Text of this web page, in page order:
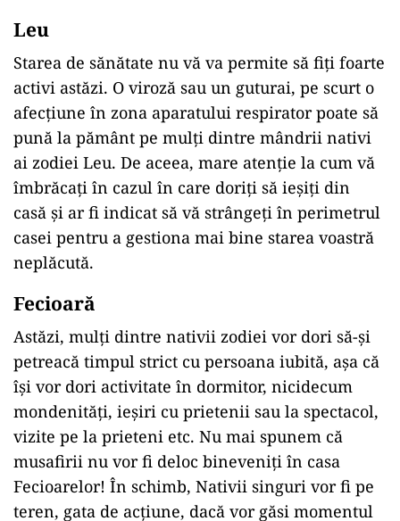
Leu
Starea de sănătate nu vă va permite să fiți foarte
activi astăzi. O viroză sau un guturai, pe scurt o
afecțiune în zona aparatului respirator poate să
pună la pământ pe mulți dintre mândrii nativi
ai zodiei Leu. De aceea, mare atenție la cum vă
îmbrăcați în cazul în care doriți să ieșiți din
casă și ar fi indicat să vă strângeți în perimetrul
casei pentru a gestiona mai bine starea voastră
neplăcută.
Fecioară
Astăzi, mulți dintre nativii zodiei vor dori să-și
petreacă timpul strict cu persoana iubită, așa că
își vor dori activitate în dormitor, nicidecum
mondenități, ieșiri cu prietenii sau la spectacol,
vizite pe la prieteni etc. Nu mai spunem că
musafirii nu vor fi deloc bineveniți în casa
Fecioarelor! În schimb, Nativii singuri vor fi pe
teren, gata de acțiune, dacă vor găsi momentul